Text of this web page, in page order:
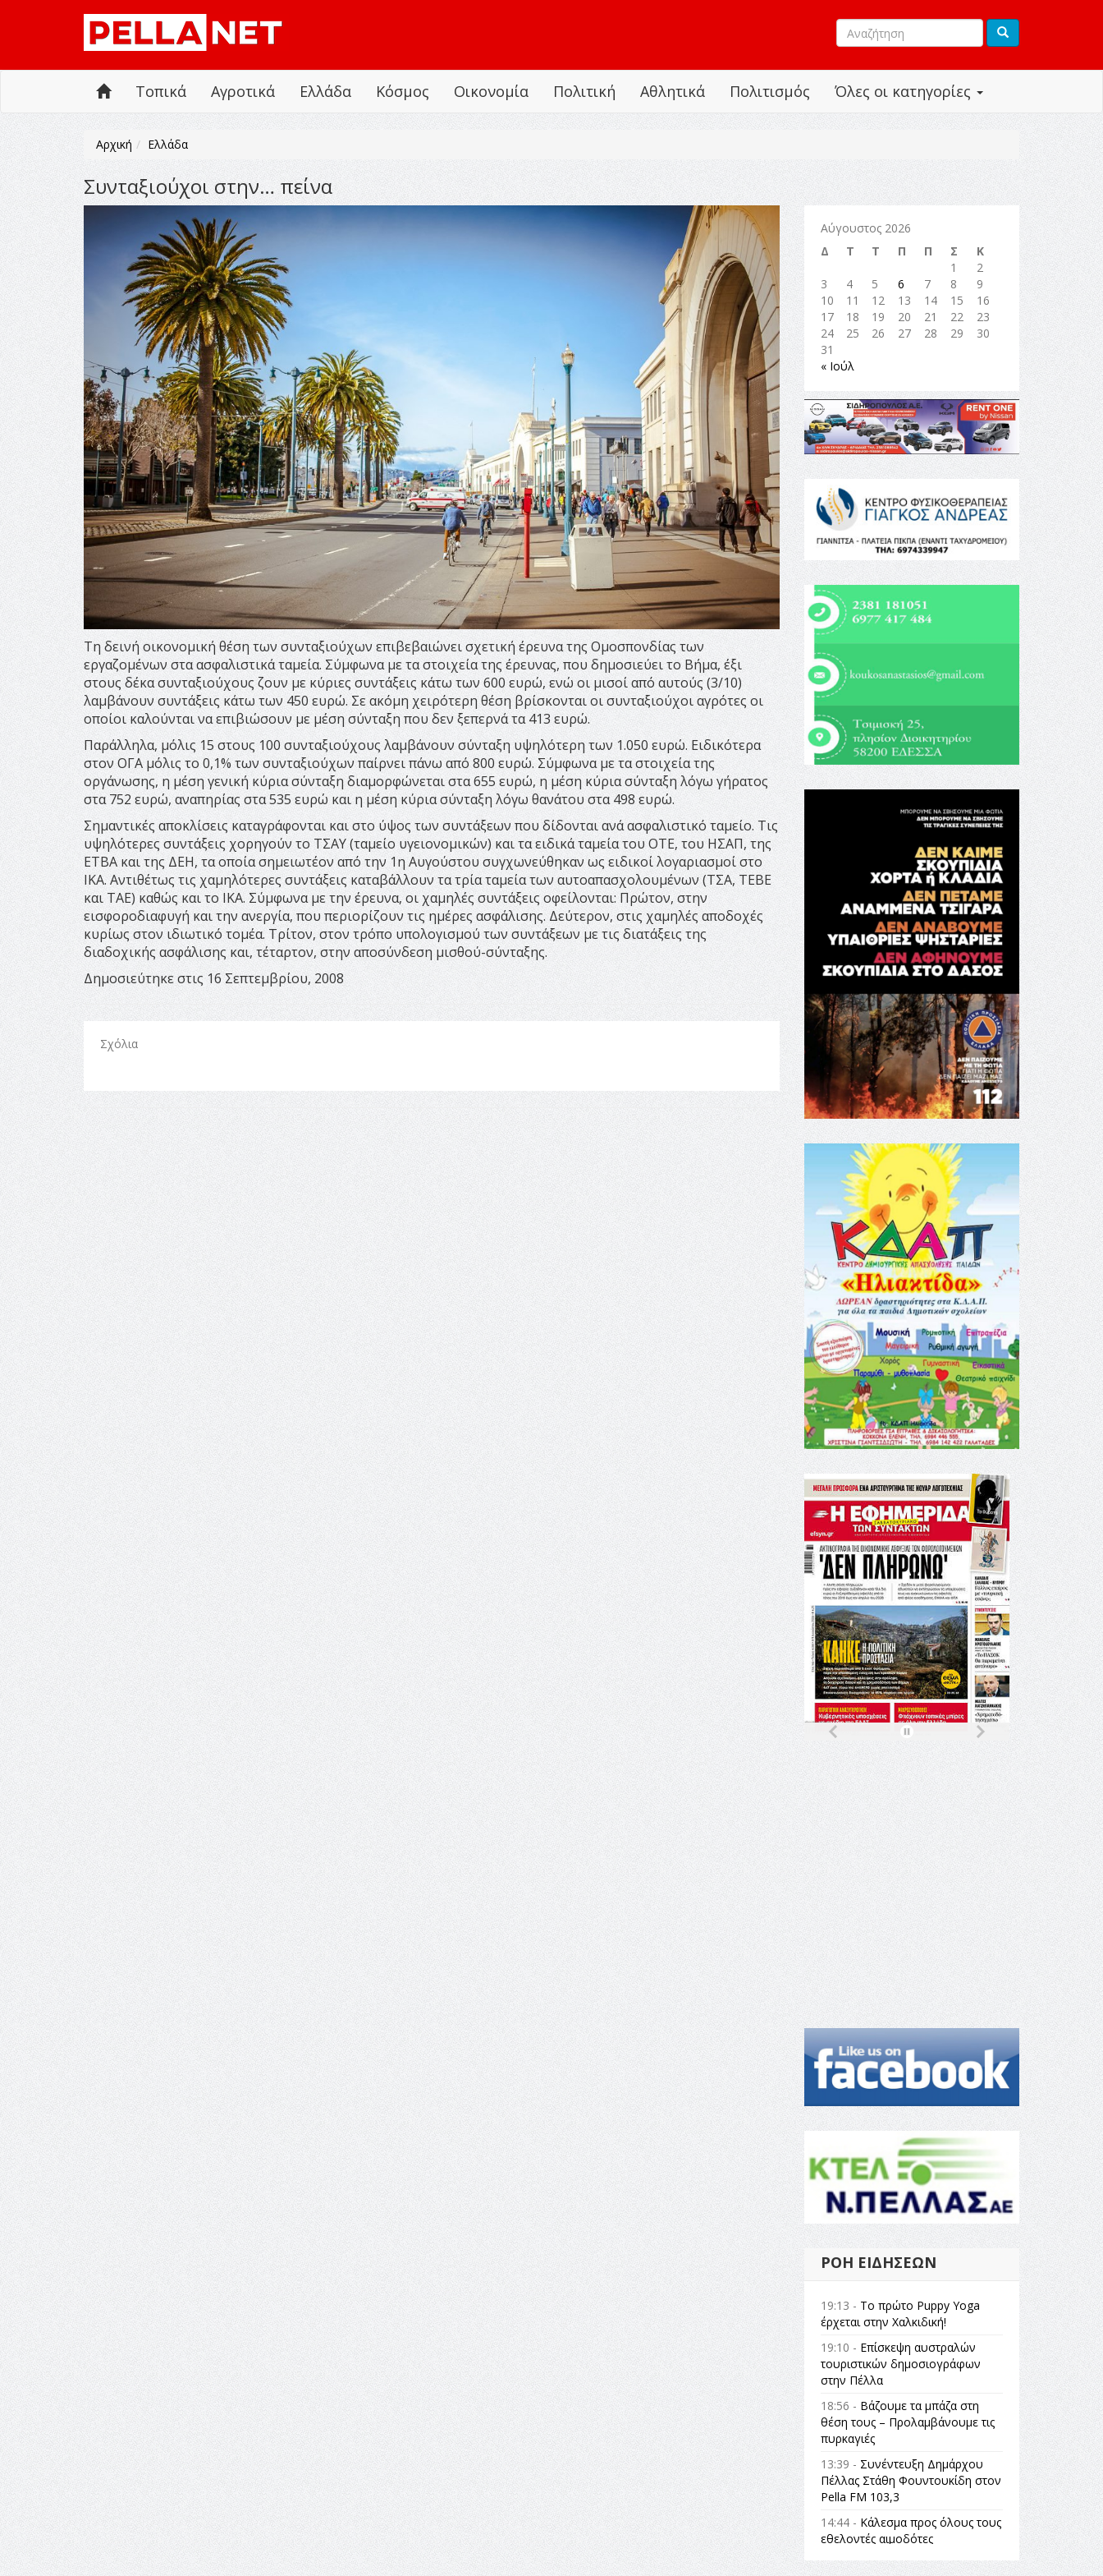
Όλες οι κατηγορίες
Τοπικά Αγροτικά Ελλάδα Κόσμος Οικονομία Πολιτική Αθλητικά Πολιτισμός
Αρχική Ελλάδα
Συνταξιούχοι στην… πείνα
Τη δεινή οικονομική θέση των συνταξιούχων επιβεβαιώνει σχετική έρευνα της Ομοσπονδίας των
εργαζομένων στα ασφαλιστικά ταμεία. Σύμφωνα με τα στοιχεία της έρευνας, που δημοσιεύει το Βήμα, έξι
στους δέκα συνταξιούχους ζουν με κύριες συντάξεις κάτω των 600 ευρώ, ενώ οι μισοί από αυτούς (3/10)
λαμβάνουν συντάξεις κάτω των 450 ευρώ. Σε ακόμη χειρότερη θέση βρίσκονται οι συνταξιούχοι αγρότες οι
οποίοι καλούνται να επιβιώσουν με μέση σύνταξη που δεν ξεπερνά τα 413 ευρώ.
Παράλληλα, μόλις 15 στους 100 συνταξιούχους λαμβάνουν σύνταξη υψηλότερη των 1.050 ευρώ. Ειδικότερα
στον ΟΓΑ μόλις το 0,1% των συνταξιούχων παίρνει πάνω από 800 ευρώ. Σύμφωνα με τα στοιχεία της
οργάνωσης, η μέση γενική κύρια σύνταξη διαμορφώνεται στα 655 ευρώ, η μέση κύρια σύνταξη λόγω γήρατος
στα 752 ευρώ, αναπηρίας στα 535 ευρώ και η μέση κύρια σύνταξη λόγω θανάτου στα 498 ευρώ.
Σημαντικές αποκλίσεις καταγράφονται και στο ύψος των συντάξεων που δίδονται ανά ασφαλιστικό ταμείο. Τις
υψηλότερες συντάξεις χορηγούν το ΤΣΑΥ (ταμείο υγειονομικών) και τα ειδικά ταμεία του ΟΤΕ, του ΗΣΑΠ, της
ΕΤΒΑ και της ΔΕΗ, τα οποία σημειωτέον από την 1η Αυγούστου συγχωνεύθηκαν ως ειδικοί λογαριασμοί στο
ΙΚΑ. Αντιθέτως τις χαμηλότερες συντάξεις καταβάλλουν τα τρία ταμεία των αυτοαπασχολουμένων (ΤΣΑ, ΤΕΒΕ
και ΤΑΕ) καθώς και το ΙΚΑ. Σύμφωνα με την έρευνα, οι χαμηλές συντάξεις οφείλονται: Πρώτον, στην
εισφοροδιαφυγή και την ανεργία, που περιορίζουν τις ημέρες ασφάλισης. Δεύτερον, στις χαμηλές αποδοχές
κυρίως στον ιδιωτικό τομέα. Τρίτον, στον τρόπο υπολογισμού των συντάξεων με τις διατάξεις της
διαδοχικής ασφάλισης και, τέταρτον, στην αποσύνδεση μισθού-σύνταξης.
Δημοσιεύτηκε στις 16 Σεπτεμβρίου, 2008
Σχόλια
Αύγουστος 2026
Δ
Τ Τ Π Π Σ
Κ
1
2
3
4 5 6 7 8
9
10
11 12 13 14 15
16
17
18 19 20 21 22
23
24
25 26 27 28 29
30
31
« Ιούλ
ΡΟΉ ΕΙΔΉΣΕΩΝ
19:13 - Το πρώτο Puppy Yoga
έρχεται στην Χαλκιδική!
19:10 - Επίσκεψη αυστραλών
τουριστικών δημοσιογράφων
στην Πέλλα
18:56 - Βάζουμε τα μπάζα στη
θέση τους – Προλαμβάνουμε τις
πυρκαγιές
13:39 - Συνέντευξη Δημάρχου
Πέλλας Στάθη Φουντουκίδη στον
Pella FM 103,3
14:44 - Κάλεσμα προς όλους τους
εθελοντές αιμοδότες
14:23 -Όλη η Ελλάδα ένας